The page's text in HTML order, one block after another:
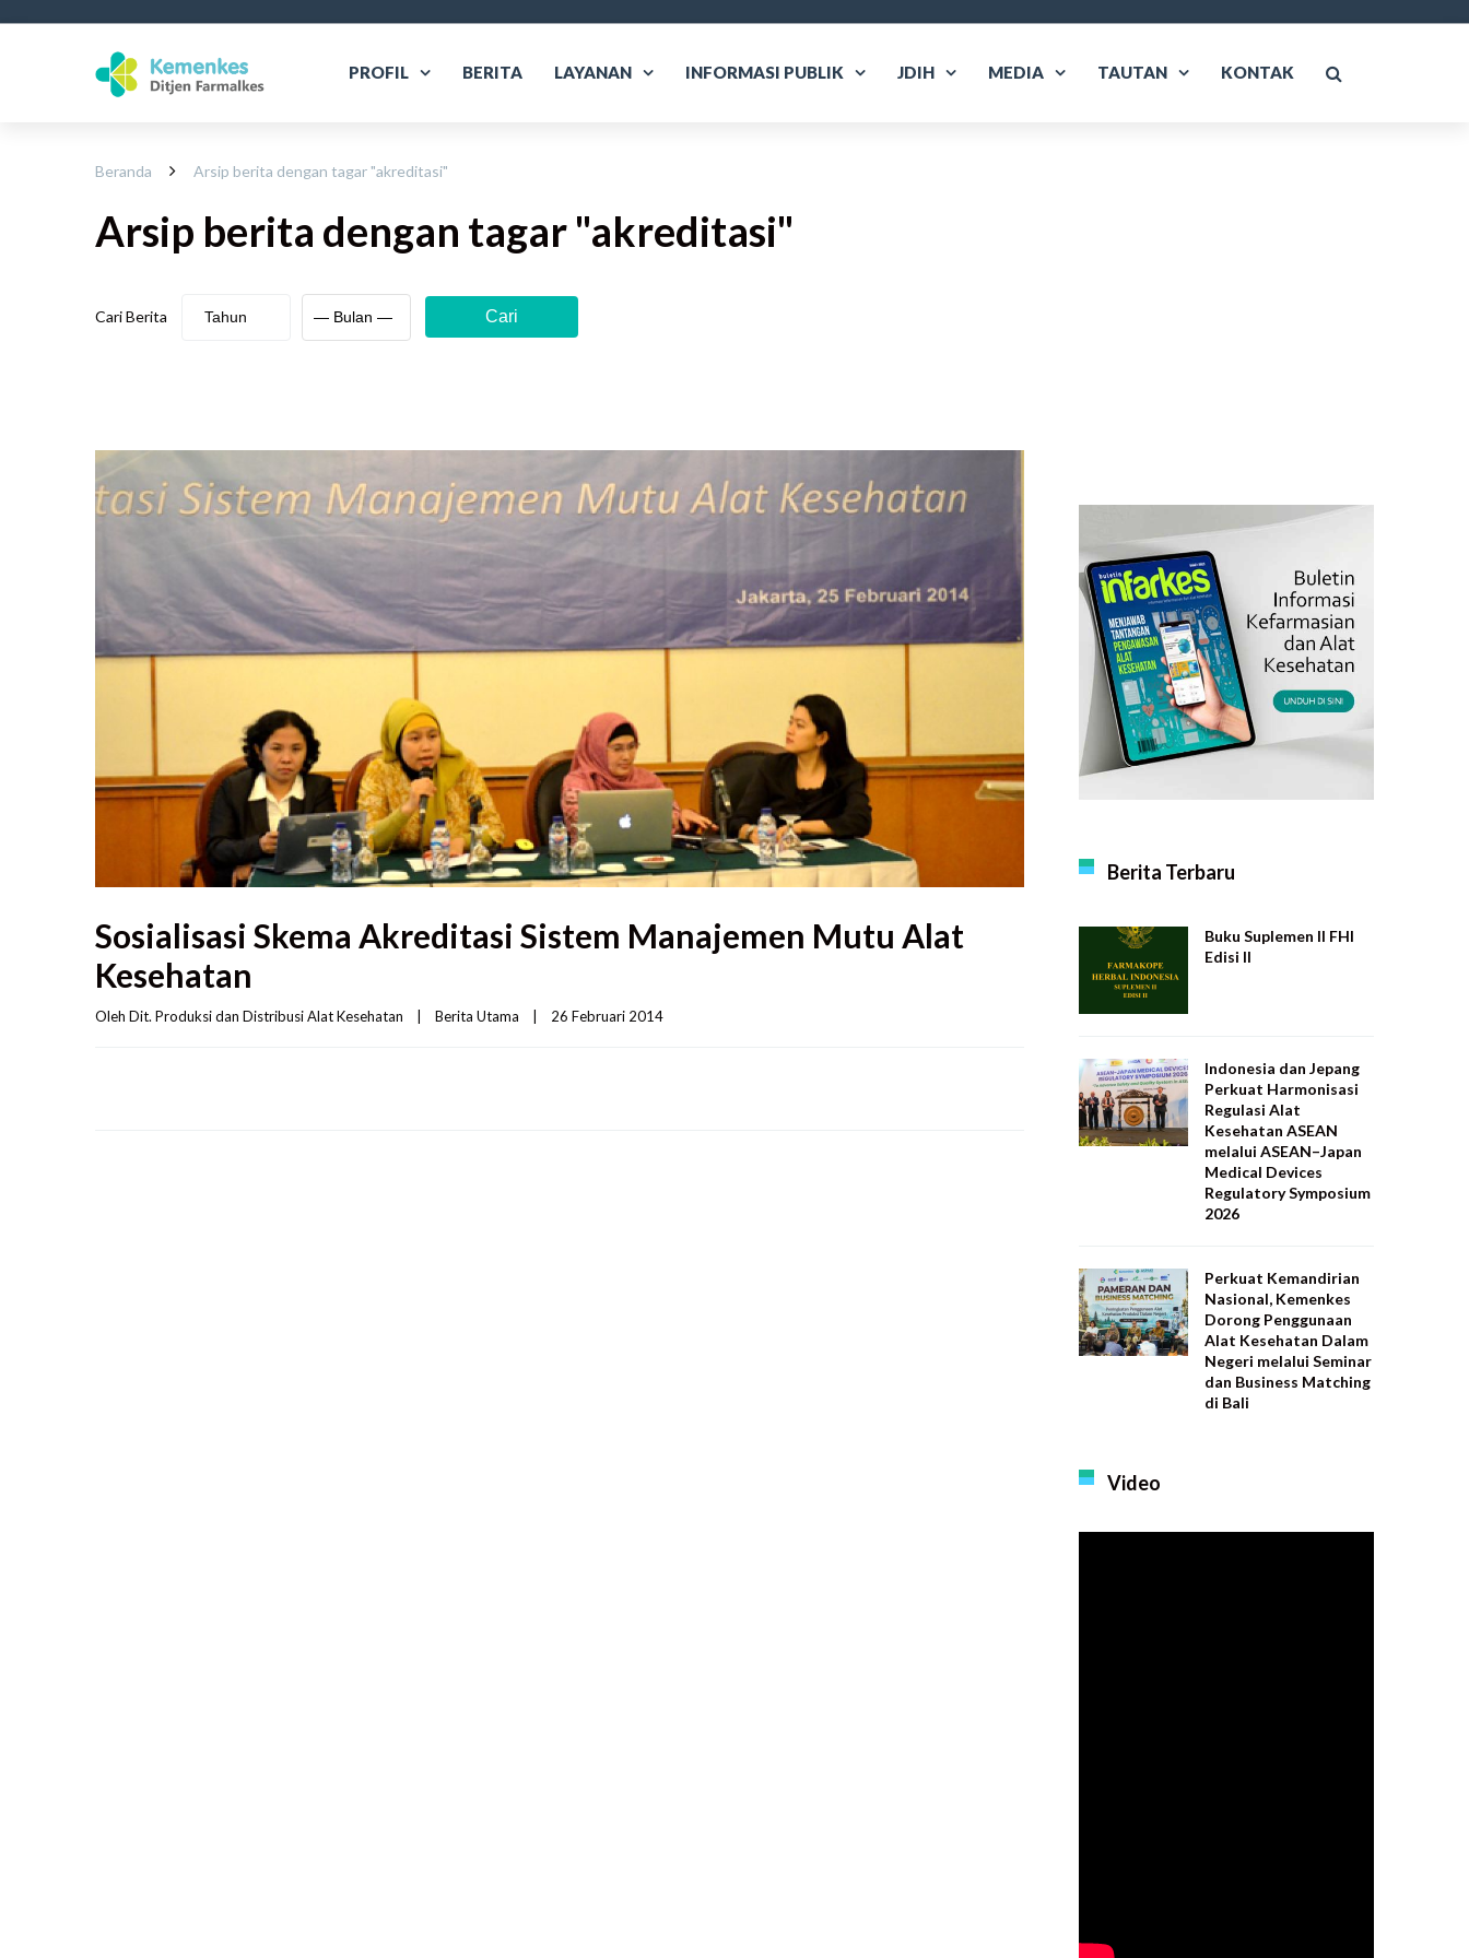
PROFIL BERITA LAYANAN INFORMASI PUBLIK JDIH MEDIA TAUTAN KONTAK
Beranda Arsip berita dengan tagar "akreditasi"
Arsip berita dengan tagar "akreditasi"
Cari Berita Cari
Sosialisasi Skema Akreditasi Sistem Manajemen Mutu Alat
Kesehatan
Oleh Dit. Produksi dan Distribusi Alat Kesehatan Berita Utama 26 Februari 2014
Berita Terbaru
Buku Suplemen II FHI
Edisi II
Indonesia dan Jepang
Perkuat Harmonisasi
Regulasi Alat
Kesehatan ASEAN
melalui ASEAN–Japan
Medical Devices
Regulatory Symposium
2026
Perkuat Kemandirian
Nasional, Kemenkes
Dorong Penggunaan
Alat Kesehatan Dalam
Negeri melalui Seminar
dan Business Matching
di Bali
Video